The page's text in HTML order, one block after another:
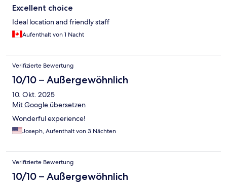
Excellent choice
Ideal location and friendly staff
Aufenthalt von 1 Nacht
Verifizierte Bewertung
10/10 – Außergewöhnlich
10. Okt. 2025
Mit Google übersetzen
Wonderful experience!
Joseph, Aufenthalt von 3 Nächten
Verifizierte Bewertung
10/10 – Außergewöhnlich